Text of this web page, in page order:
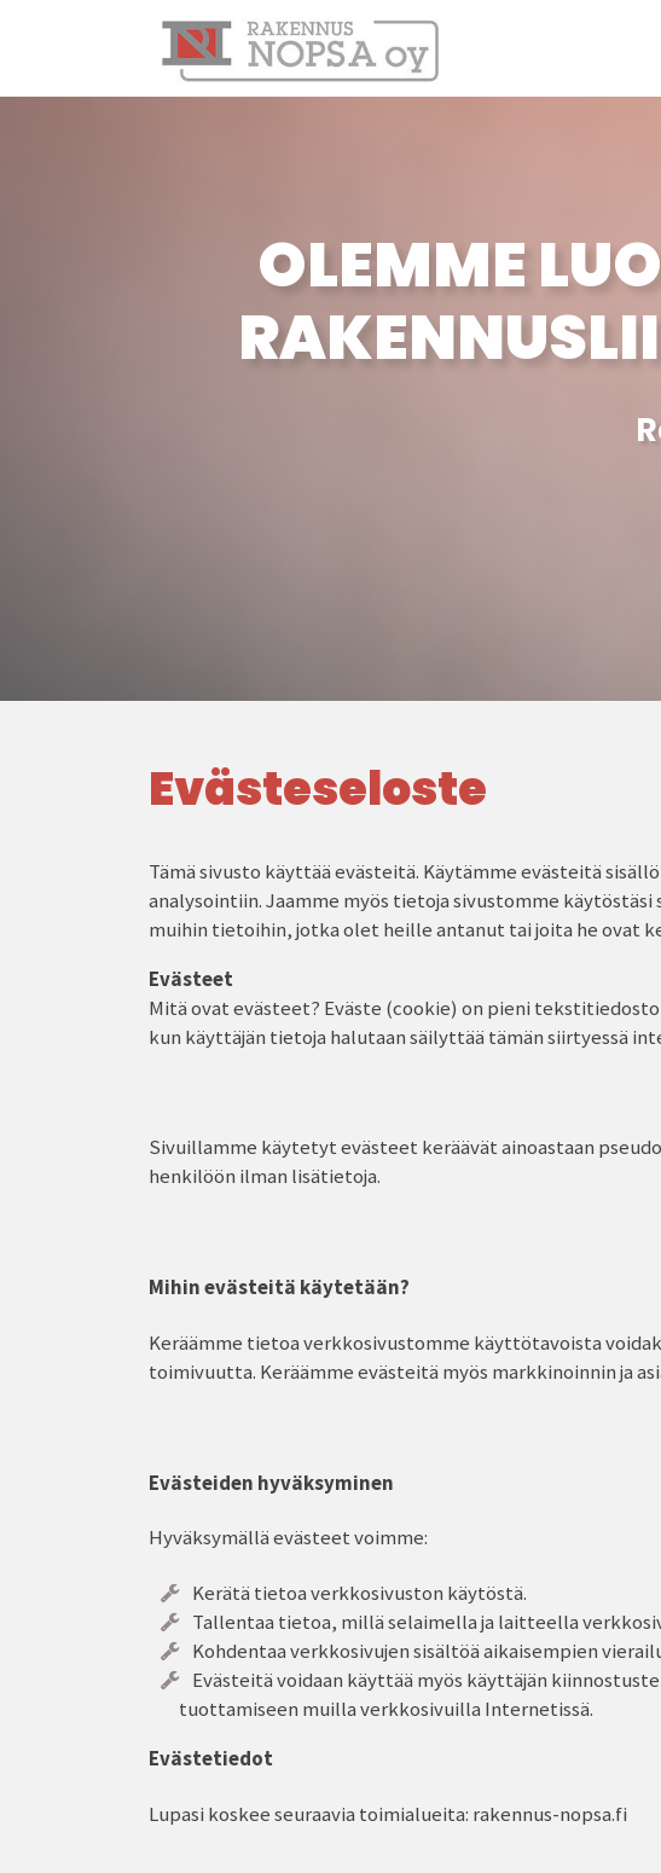
OLEMME
Evästeseloste
Tämä sivusto käyttää evästeitä. Käytämme evästeitä
analysointiin. Jaamme myös tietoja sivustomme
muihin tietoihin, jotka olet heille antanut tai joita he ovat
Evästeet
Mitä ovat evästeet? Eväste (cookie) on pieni
kun käyttäjän tietoja halutaan säilyttää tämän siirtyessä
Sivuillamme käytetyt evästeet keräävät ainoastaan
henkilöön ilman lisätietoja.
Mihin evästeitä käytetään?
Keräämme tietoa verkkosivustomme käyttötavoista
toimivuutta. Keräämme evästeitä myös markkinoinnin ja
Evästeiden hyväksyminen
Hyväksymällä evästeet voimme:
Kerätä tietoa verkkosivuston käytöstä.
Tallentaa tietoa, millä selaimella ja laitteella
Kohdentaa verkkosivujen sisältöä aikaisempien
Evästeitä voidaan käyttää myös käyttäjän
tuottamiseen muilla verkkosivuilla Internetissä.
Evästetiedot
Lupasi koskee seuraavia toimialueita: rakennus-nopsa.fi